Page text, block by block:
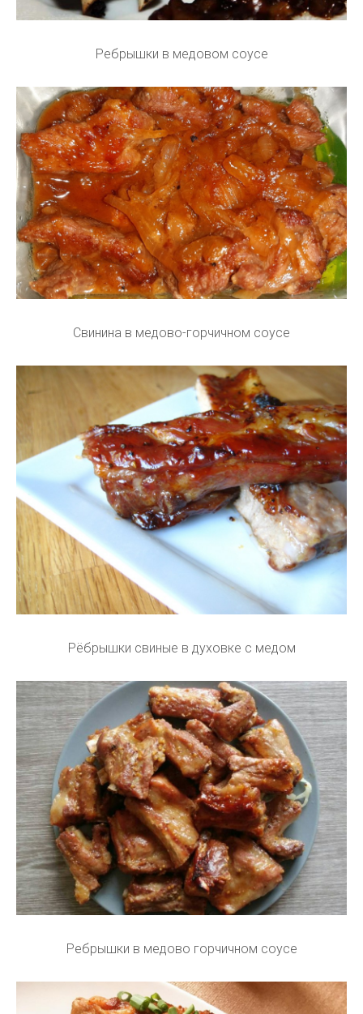
Ребрышки в медовом соусе
Свинина в медово-горчичном соусе
Рёбрышки свиные в духовке с медом
Ребрышки в медово горчичном соусе